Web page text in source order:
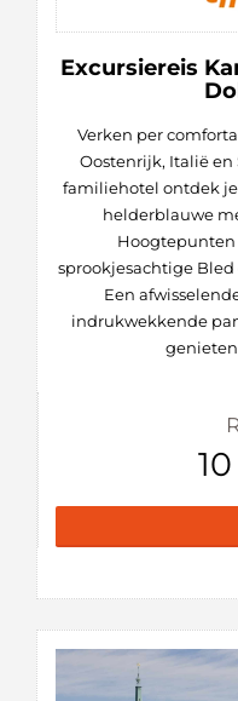
Excursiereis
Verken per
Oostenrijk, Italië en
familiehotel ontdek
helderblauwe
sprookjesachtige
Een
indrukwekkende